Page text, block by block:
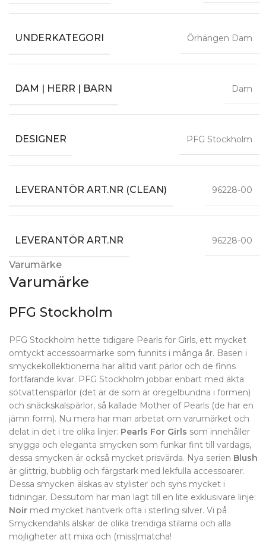
UNDERKATEGORI Örhängen Dam
DAM | HERR | BARN Dam
DESIGNER PFG Stockholm
LEVERANTÖR ART.NR (CLEAN) 96228-00
LEVERANTÖR ART.NR 96228-00
Varumärke
Varumärke
PFG Stockholm
PFG Stockholm hette tidigare Pearls for Girls, ett mycket
omtyckt accessoarmärke som funnits i många år. Basen i
smyckekollektionerna har alltid varit pärlor och de finns
fortfarande kvar. PFG Stockholm jobbar enbart med äkta
sötvattenspärlor (det är de som är oregelbundna i formen)
och snäckskalspärlor, så kallade Mother of Pearls (de har en
jämn form). Nu mera har man arbetat om varumärket och
delat in det i tre olika linjer: Pearls For Girls som innehåller
snygga och eleganta smycken som funkar fint till vardags,
dessa smycken är också mycket prisvärda. Nya serien Blush
är glittrig, bubblig och färgstark med lekfulla accessoarer.
Dessa smycken älskas av stylister och syns mycket i
tidningar. Dessutom har man lagt till en lite exklusivare linje:
Noir med mycket hantverk ofta i sterling silver. Vi på
Smyckendahls älskar de olika trendiga stilarna och alla
möjligheter att mixa och (miss)matcha!